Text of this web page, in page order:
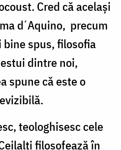
Cred că acelaşi
d΄Aquino, precum
bine spus, filosofia
dintre noi,
spune că este o
teologhisesc cele
filosofează în